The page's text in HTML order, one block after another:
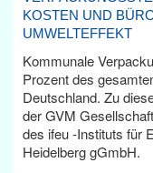
KOSTEN UND
UMWELTEFFEKT
Kommunale
Prozent des
Deutschland. Zu
der GVM
des ifeu -Instituts für
Heidelberg gGmbH.